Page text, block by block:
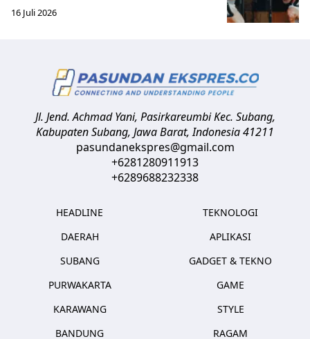
16 Juli 2026
Jl. Jend. Achmad Yani, Pasirkareumbi Kec. Subang,
Kabupaten Subang, Jawa Barat,Indonesia41211
pasundanekspres@gmail.com
+6281280911913
+6289688232338
HEADLINE
DAERAH
SUBANG
PURWAKARTA
KARAWANG
BANDUNG
TEKNOLOGI
APLIKASI
GADGET & TEKNO
GAME
STYLE
RAGAM